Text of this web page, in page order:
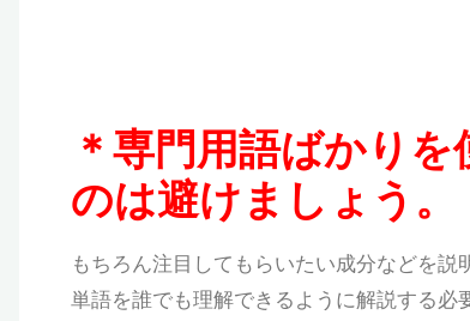
＊専門用語ばかりを
のは避けましょう。
もちろん注目してもらいたい成分などを
単語を誰でも理解できるように解説する